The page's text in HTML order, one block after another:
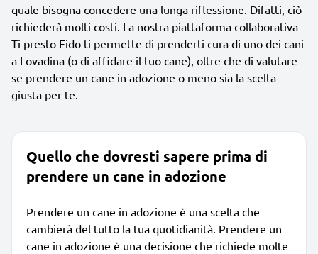
quale bisogna concedere una lunga riflessione. Difatti, ciò
richiederà molti costi. La nostra piattaforma collaborativa
Ti presto Fido ti permette di prenderti cura di uno dei cani
a Lovadina (o di affidare il tuo cane), oltre che di valutare
se prendere un cane in adozione o meno sia la scelta
giusta per te.
Quello che dovresti sapere prima di
prendere un cane in adozione
Prendere un cane in adozione è una scelta che
cambierà del tutto la tua quotidianità. Prendere un
cane in adozione è una decisione che richiede molte